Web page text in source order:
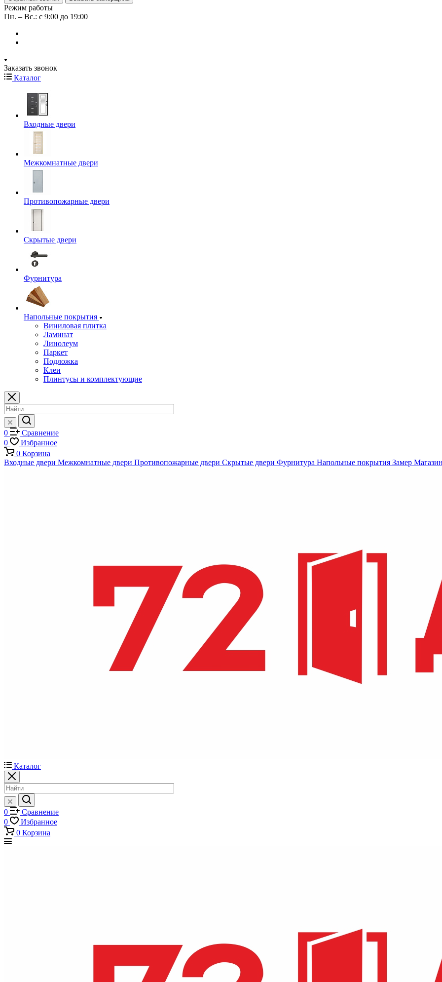
Режим работы
Пн. – Вс.: с 9:00 до 19:00
Заказать звонок
Каталог
Входные двери
Межкомнатные двери
Противопожарные двери
Скрытые двери
Фурнитура
Напольные покрытия
Виниловая плитка
Ламинат
Линолеум
Паркет
Подложка
Клеи
Плинтусы и комплектующие
0
Сравнение
0
Избранное
0 Корзина
Входные двери Межкомнатные двери Противопожарные двери Скрытые двери Фурнитура Напольные покрытия Замер
Каталог
0
Сравнение
0
Избранное
0 Корзина